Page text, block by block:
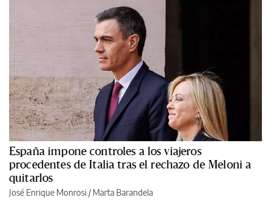
España impone controles a los viajeros
procedentes de Italia tras el rechazo de Meloni a
quitarlos
José Enrique Monrosi / Marta Barandela